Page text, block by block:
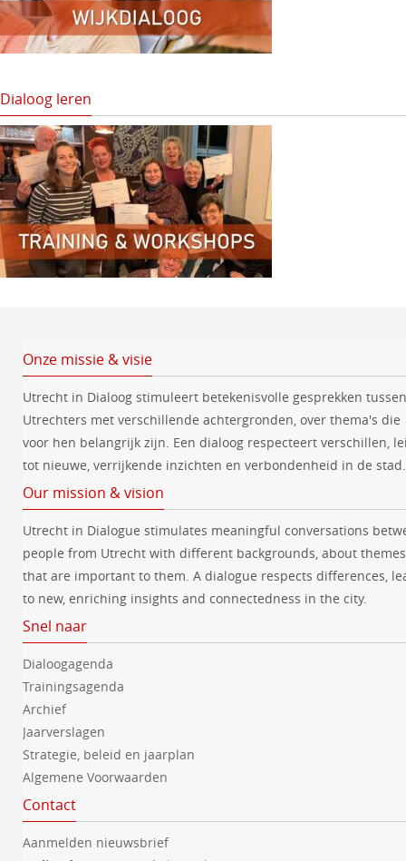
Dialoog leren
Onze missie & visie
Utrecht in Dialoog stimuleert betekenisvolle gesprekken tussen
Utrechters met verschillende achtergronden, over thema's die
voor hen belangrijk zijn. Een dialoog respecteert verschillen,
tot nieuwe, verrijkende inzichten en verbondenheid in de stad.
Our mission & vision
Utrecht in Dialogue stimulates meaningful conversations
people from Utrecht with different backgrounds, about themes
that are important to them. A dialogue respects differences,
to new, enriching insights and connectedness in the city.
Snel naar
Dialoogagenda
Trainingsagenda
Archief
Jaarverslagen
Strategie, beleid en jaarplan
Algemene Voorwaarden
Contact
Aanmelden nieuwsbrief